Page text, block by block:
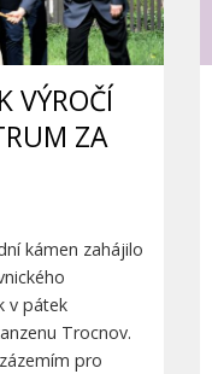
VÝROČÍ
ZA
kámen zahájilo
v pátek
Trocnov.
pro